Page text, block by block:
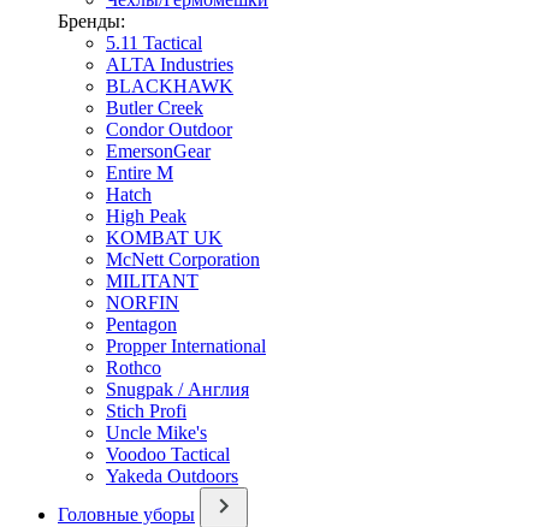
Бренды:
5.11 Tactical
ALTA Industries
BLACKHAWK
Butler Creek
Condor Outdoor
EmersonGear
Entire M
Hatch
High Peak
KOMBAT UK
McNett Corporation
MILITANT
NORFIN
Pentagon
Propper International
Rothco
Snugpak / Англия
Stich Profi
Uncle Mike's
Voodoo Tactical
Yakeda Outdoors
Головные уборы